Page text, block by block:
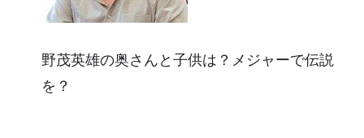
野茂英雄の奥さんと子供は？メジャーで伝説
を？